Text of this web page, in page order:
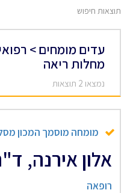
תוצאות חיפוש
עדים מומחים >
מחלות ריאה
נמצאו 2 תוצאות
מומחה מוסמך המכון
אלון אירנה,
רופאה